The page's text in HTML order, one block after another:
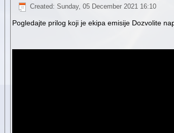
Created: Sunday, 05 December 2021 16:10
Pogledajte prilog koji je ekipa emisije Dozvolite